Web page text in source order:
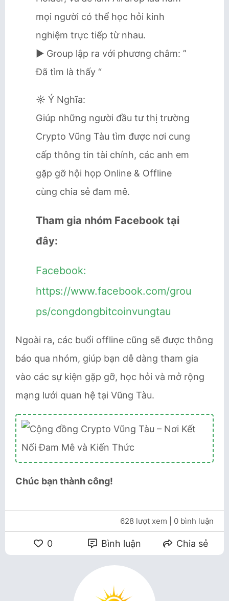
mọi người có thể học hỏi kinh
nghiệm trực tiếp từ nhau.
► Group lập ra với phương châm: ”
Đã tìm là thấy “
☼ Ý Nghĩa:
Giúp những người đầu tư thị trường
Crypto Vũng Tàu tìm được nơi cung
cấp thông tin tài chính, các anh em
gặp gỡ hội họp Online & Offline
cùng chia sẻ đam mê.
Tham gia nhóm Facebook tại
đây:
Facebook:
https://www.facebook.com/grou
ps/congdongbitcoinvungtau
Ngoài ra, các buổi offline cũng sẽ được thông
báo qua nhóm, giúp bạn dễ dàng tham gia
vào các sự kiện gặp gỡ, học hỏi và mở rộng
mạng lưới quan hệ tại Vũng Tàu.
Chúc bạn thành công!
628 lượt xem | 0 bình luận
0 Bình luận Chia sẻ